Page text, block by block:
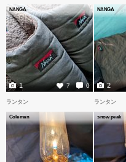
NANGA
7 0
1
NANGA
2
ランタン
Coleman
ランタン
snow peak